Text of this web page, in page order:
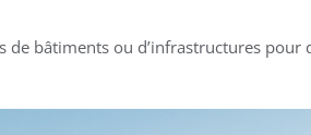
de bâtiments ou d’infrastructures pour